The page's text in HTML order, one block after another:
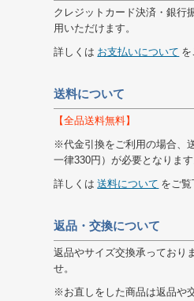
クレジットカード決済・銀行
用いただけます。
詳しくは お支払いについて を
送料について
【全品送料無料】
※代金引換をご利用の場合、
一律330円）が必要となります
詳しくは 送料について をご覧
返品・交換について
返品やサイズ交換承っており
せ。
※お直しをした商品は返品や